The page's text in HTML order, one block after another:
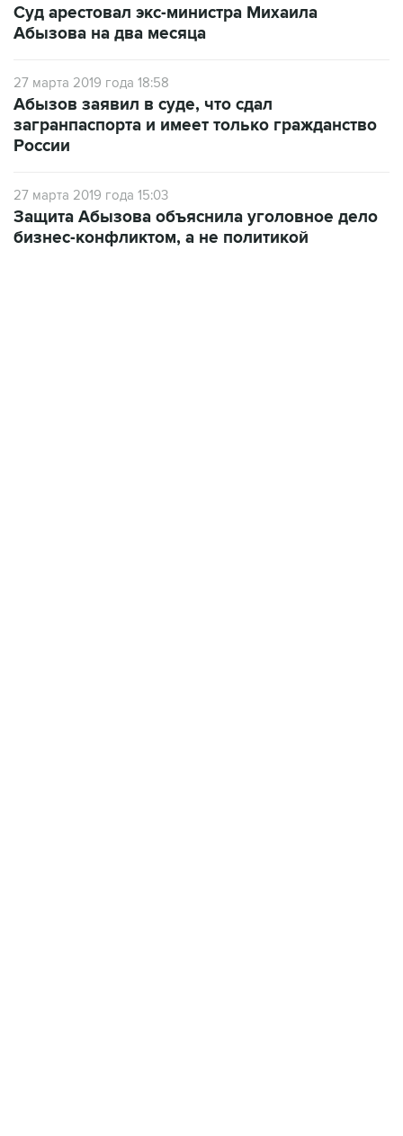
27 марта 2019 года 18:58
загранпаспорта и имеет только гражданство
России
бизнес-конфликтом, а не политикой